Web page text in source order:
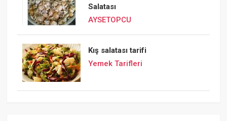
Salatası
AYSETOPCU
Kış salatası tarifi
Yemek Tarifleri